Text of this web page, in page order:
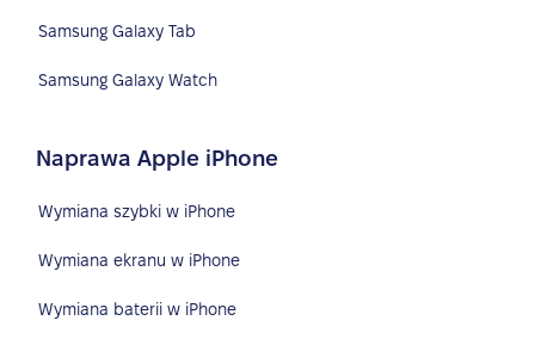
Samsung Galaxy Tab
Samsung Galaxy Watch
Naprawa Apple iPhone
Wymiana szybki w iPhone
Wymiana ekranu w iPhone
Wymiana baterii w iPhone